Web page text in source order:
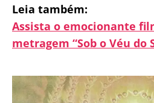
Leia também:
Assista o emocionante
metragem “Sob o Véu do